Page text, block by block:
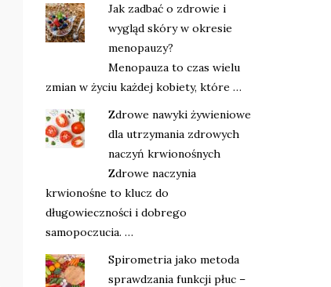
Jak zadbać o zdrowie i
wygląd skóry w okresie
menopauzy?
Menopauza to czas wielu
zmian w życiu każdej kobiety, które …
Zdrowe nawyki żywieniowe
dla utrzymania zdrowych
naczyń krwionośnych
Zdrowe naczynia
krwionośne to klucz do
długowieczności i dobrego
samopoczucia. …
Spirometria jako metoda
sprawdzania funkcji płuc –